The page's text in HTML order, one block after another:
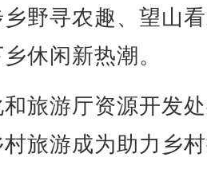
野寻农趣、望山
休闲新热潮。
游厅资源开发
旅游成为助力乡